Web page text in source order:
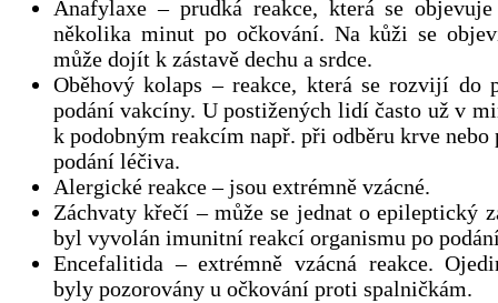
Anafylaxe – prudká reakce, která se
několika minut po očkování. Na kůži se
může dojít k zástavě dechu a srdce.
Oběhový kolaps – reakce, která se rozvijí do
podání vakcíny. U postižených lidí často už v
k podobným reakcím např. při odběru krve
podání léčiva.
Alergické reakce – jsou extrémně vzácné.
Záchvaty křečí – může se jednat o epileptický
byl vyvolán imunitní reakcí organismu po
Encefalitida – extrémně vzácná reakce.
byly pozorovány u očkování proti spalničkám.